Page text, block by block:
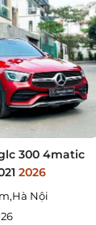
300 4matic
2026
Nội